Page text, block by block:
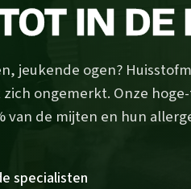
IN DE
jeukende ogen?
ongemerkt. Onze
de mijten en hun
specialisten